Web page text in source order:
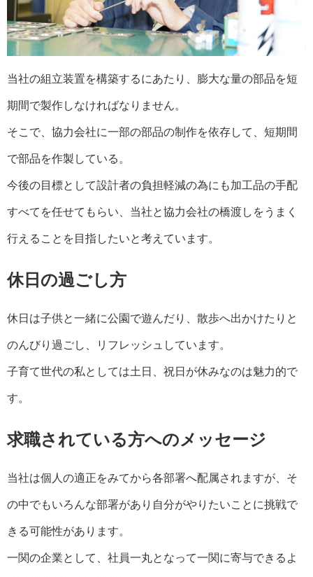
当社の組立装置を構築するにあたり、膨大な量の部品を短
期間で製作しなければなりません。
そこで、協力会社に一部の部品の制作を依存して、短期間
で部品を作製している。
今後の目標として設計者の負担軽減の為にも加工品の手配
すべてを任せてもらい、当社と協力会社の橋渡しをうまく
行えることを目指したいと考えています。
休日の過ごし方
休日は子供と一緒に公園で遊んだり、散歩へ出かけたりと
のんびり過ごし、リフレッシュしています。
子育て世代の私としては土日、祝日が休みなのは魅力的で
す。
求職されている方へのメッセージ
当社は個人の適正をみてから各部署へ配属されますが、そ
の中でもいろんな部署があり自分がやりたいことに挑戦で
きる可能性があります。
一関の企業として、社員一丸となって一関に寄与できるよ